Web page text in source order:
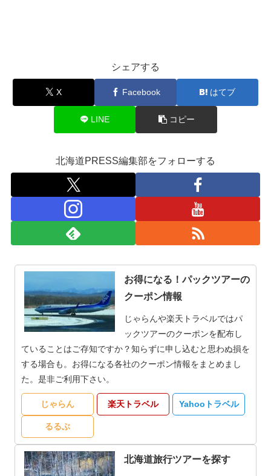
シェアする
X Facebook はてブ
LINE コピー
北海道PRESS編集部をフォローする
お得になる！パックツアーの
クーポン情報
じゃらんや楽天トラベルではパ
ックツアーのクーポンを配布し
ていることはご存知ですか？知らずに申し込むと思わぬ損を
する場合も。お得になる各社のクーポン情報をまとめまし
た。是非ご利用下さい。
じゃらん 楽天トラベル Yahooトラベル
るるぶ
北海道旅行ツアーを探す